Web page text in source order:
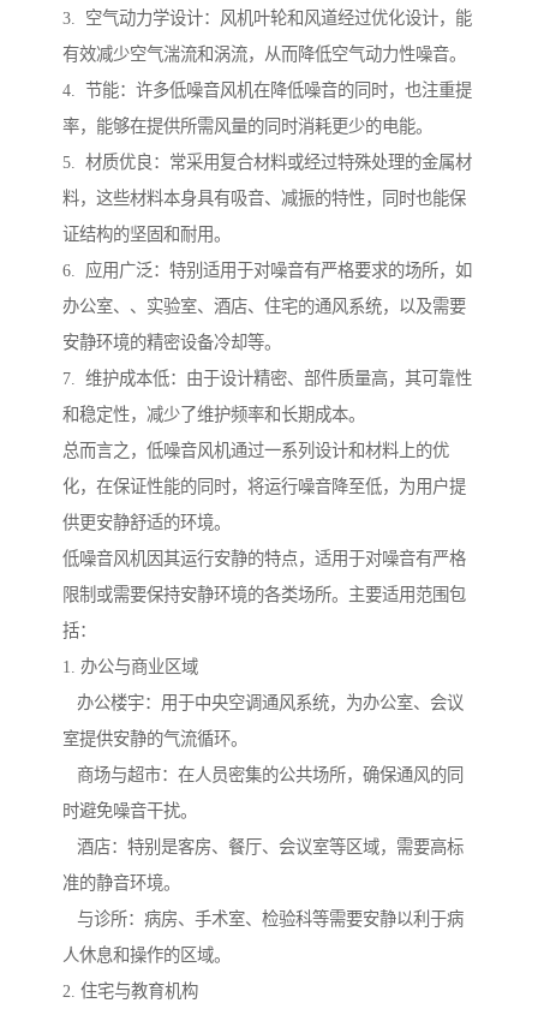
3. 空气动力学设计：风机叶轮和风道经过优化设计，能
有效减少空气湍流和涡流，从而降低空气动力性噪音。
4. 节能：许多低噪音风机在降低噪音的同时，也注重提
率，能够在提供所需风量的同时消耗更少的电能。
5. 材质优良：常采用复合材料或经过特殊处理的金属材
料，这些材料本身具有吸音、减振的特性，同时也能保
证结构的坚固和耐用。
6. 应用广泛：特别适用于对噪音有严格要求的场所，如
办公室、、实验室、酒店、住宅的通风系统，以及需要
安静环境的精密设备冷却等。
7. 维护成本低：由于设计精密、部件质量高，其可靠性
和稳定性，减少了维护频率和长期成本。
总而言之，低噪音风机通过一系列设计和材料上的优
化，在保证性能的同时，将运行噪音降至低，为用户提
供更安静舒适的环境。
低噪音风机因其运行安静的特点，适用于对噪音有严格
限制或需要保持安静环境的各类场所。主要适用范围包
括：
1. 办公与商业区域
办公楼宇：用于中央空调通风系统，为办公室、会议
室提供安静的气流循环。
商场与超市：在人员密集的公共场所，确保通风的同
时避免噪音干扰。
酒店：特别是客房、餐厅、会议室等区域，需要高标
准的静音环境。
与诊所：病房、手术室、检验科等需要安静以利于病
人休息和操作的区域。
2. 住宅与教育机构